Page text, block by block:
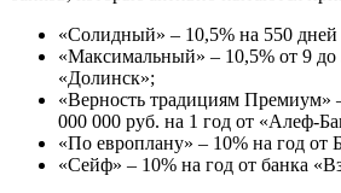
«Солидный» – 10,5% на 550 дней
«Максимальный» – 10,5% от 9 до
«Долинск»;
«Верность традициям Премиум»
000 000 руб. на 1 год от «Алеф-
«По европлану» – 10% на год от
«Сейф» – 10% на год от банка